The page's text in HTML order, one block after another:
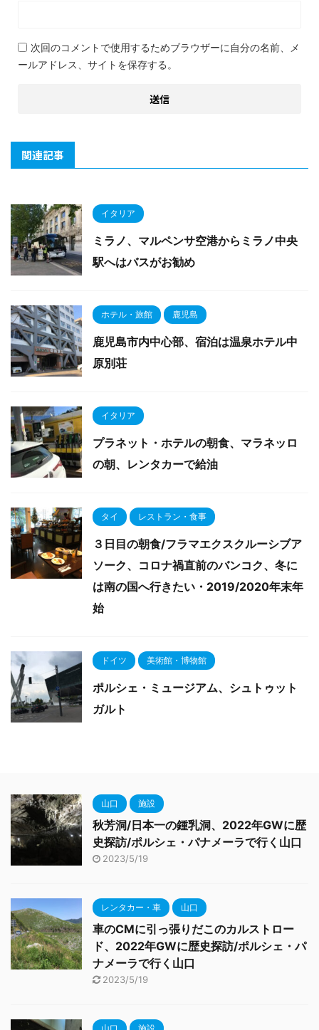
次回のコメントで使用するためブラウザーに自分の名前、メ
ールアドレス、サイトを保存する。
関連記事
イタリア
ミラノ、マルペンサ空港からミラノ中央
駅へはバスがお勧め
ホテル・旅館 鹿児島
鹿児島市内中心部、宿泊は温泉ホテル中
原別荘
イタリア
プラネット・ホテルの朝食、マラネッロ
の朝、レンタカーで給油
タイ レストラン・食事
３日目の朝食/フラマエクスクルーシブア
ソーク、コロナ禍直前のバンコク、冬に
は南の国へ行きたい・2019/2020年末年
始
ドイツ 美術館・博物館
ポルシェ・ミュージアム、シュトゥット
ガルト
山口 施設
秋芳洞/日本一の鍾乳洞、2022年GWに歴
史探訪/ポルシェ・パナメーラで行く山口
2023/5/19
レンタカー・車 山口
車のCMに引っ張りだこのカルストロー
ド、2022年GWに歴史探訪/ポルシェ・パ
ナメーラで行く山口
2023/5/19